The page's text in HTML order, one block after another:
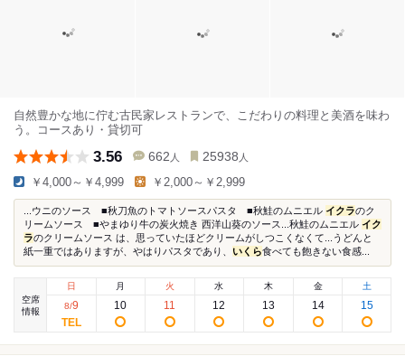
自然豊かな地に佇む古民家レストランで、こだわりの料理と美酒を味わ
う。コースあり・貸切可
3.56 662 人 25938 人
￥4,000～￥4,999 ￥2,000～￥2,999
...ウニのソース ■秋刀魚のトマトソースパスタ ■秋鮭のムニエル イクラのク
リームソース ■やまゆり牛の炭火焼き 西洋山葵のソース...秋鮭のムニエル イク
ラのクリームソース は、思っていたほどクリームがしつこくなくて...うどんと
紙一重ではありますが、やはりパスタであり、 いくら食べても飽きない食感...
空席
情報
日
8/9
月
10
火
11
水
12
木
13
金
14
土
15